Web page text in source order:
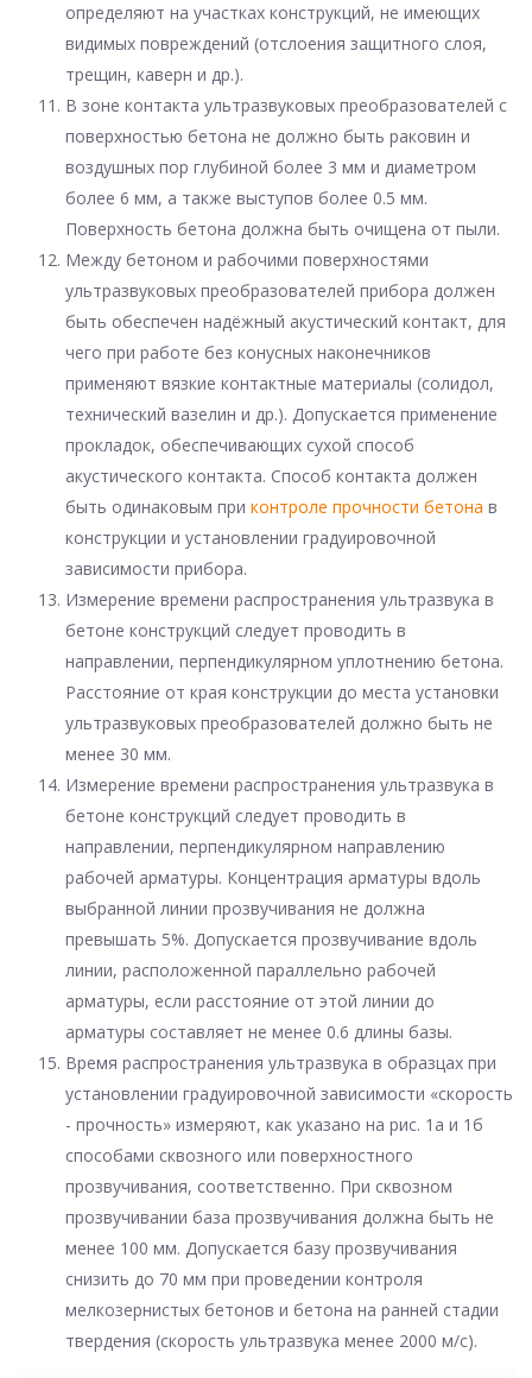
определяют на участках конструкций, не имеющих
видимых повреждений (отслоения защитного слоя,
трещин, каверн и др.).
В зоне контакта ультразвуковых преобразователей с
поверхностью бетона не должно быть раковин и
воздушных пор глубиной более 3 мм и диаметром
более 6 мм, а также выступов более 0.5 мм.
Поверхность бетона должна быть очищена от пыли.
Между бетоном и рабочими поверхностями
ультразвуковых преобразователей прибора должен
быть обеспечен надёжный акустический контакт, для
чего при работе без конусных наконечников
применяют вязкие контактные материалы (солидол,
технический вазелин и др.). Допускается применение
прокладок, обеспечивающих сухой способ
акустического контакта. Способ контакта должен
быть одинаковым при контроле прочности бетона в
конструкции и установлении градуировочной
зависимости прибора.
Измерение времени распространения ультразвука в
бетоне конструкций следует проводить в
направлении, перпендикулярном уплотнению бетона.
Расстояние от края конструкции до места установки
ультразвуковых преобразователей должно быть не
менее 30 мм.
Измерение времени распространения ультразвука в
бетоне конструкций следует проводить в
направлении, перпендикулярном направлению
рабочей арматуры. Концентрация арматуры вдоль
выбранной линии прозвучивания не должна
превышать 5%. Допускается прозвучивание вдоль
линии, расположенной параллельно рабочей
арматуры, если расстояние от этой линии до
арматуры составляет не менее 0.6 длины базы.
Время распространения ультразвука в образцах при
установлении градуировочной зависимости «скорость
- прочность» измеряют, как указано на рис. 1а и 1б
способами сквозного или поверхностного
прозвучивания, соответственно. При сквозном
прозвучивании база прозвучивания должна быть не
менее 100 мм. Допускается базу прозвучивания
снизить до 70 мм при проведении контроля
мелкозернистых бетонов и бетона на ранней стадии
твердения (скорость ультразвука менее 2000 м/с).